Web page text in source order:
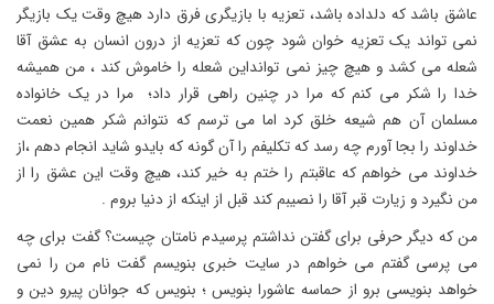
عاشق باشد که دلداده باشد، تعزیه با بازیگری فرق دارد هیچ وقت یک بازیگر
نمی تواند یک تعزیه خوان شود چون که تعزیه از درون انسان به عشق آقا
شعله می کشد و هیچ چیز نمی توانداین شعله را خاموش کند ، من همیشه
خدا را شکر می کنم که مرا در چنین راهی قرار داد؛ مرا در یک خانواده
مسلمان آن هم شیعه خلق کرد اما می ترسم که نتوانم شکر همین نعمت
خداوند را بجا آورم چه رسد که تکلیفم را آن گونه که بایدو شاید انجام دهم ،از
خداوند می خواهم که عاقبتم را ختم به خیر کند، هیچ وقت این عشق را از
من نگیرد و زیارت قبر آقا را نصیبم کند قبل از اینکه از دنیا بروم .
من که دیگر حرفی برای گفتن نداشتم پرسیدم نامتان چیست؟ گفت برای چه
می پرسی گفتم می خواهم در سایت خبری بنویسم گفت نام من را نمی
خواهد بنویسی برو از حماسه عاشورا بنویس ؛ بنویس که جوانان پیرو دین و